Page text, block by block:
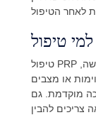
טיפול PRP אינו מתאים לכל אחד. מטופלים עם בעיות קרישה,
או מצבים
מוקדמת. גם
צריכים להבין